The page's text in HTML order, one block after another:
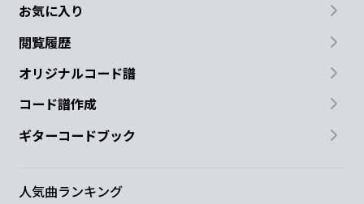
お気に入り
閲覧履歴
オリジナルコード譜
コード譜作成
ギターコードブック
人気曲ランキング